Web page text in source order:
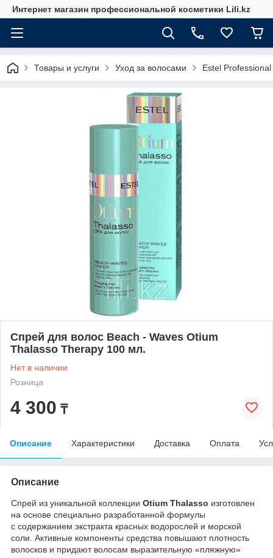
Интернет магазин профессиональной косметики Lili.kz
Товары и услуги Уход за волосами Estel Professional
Cпрей для волос Beach - Waves Otium
Thalasso Therapy 100 мл.
Нет в наличии
Розница
4 300 ₸
Описание Характеристики Доставка Оплата
Описание
Спрей из уникальной коллекции Otium Thalasso изготовлен
на основе специально разработанной формулы
с содержанием экстракта красных водорослей и морской
соли. Активные компоненты средства повышают плотность
волосков и придают волосам выразительную «пляжную»